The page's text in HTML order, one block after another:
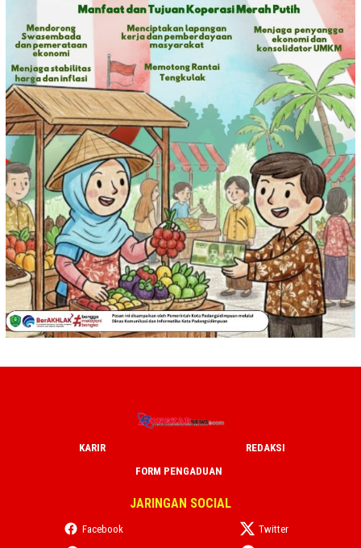
KARIR
REDAKSI
FORM PENGADUAN
JARINGAN SOCIAL
Facebook
Twitter